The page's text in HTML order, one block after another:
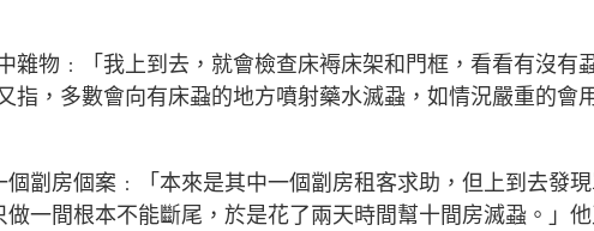
雜物﹕「我上到去，就會檢查床褥床架和門框，看看有沒有
指，多數會向有床蝨的地方噴射藥水滅蝨，如情況嚴重的會
劏房個案﹕「本來是其中一個劏房租客求助，但上到去發
一間根本不能斷尾，於是花了兩天時間幫十間房滅蝨。」他